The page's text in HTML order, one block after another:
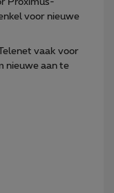
voor nieuwe
vaak voor
nieuwe aan te